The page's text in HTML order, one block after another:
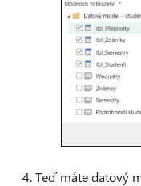
Teď máte datový